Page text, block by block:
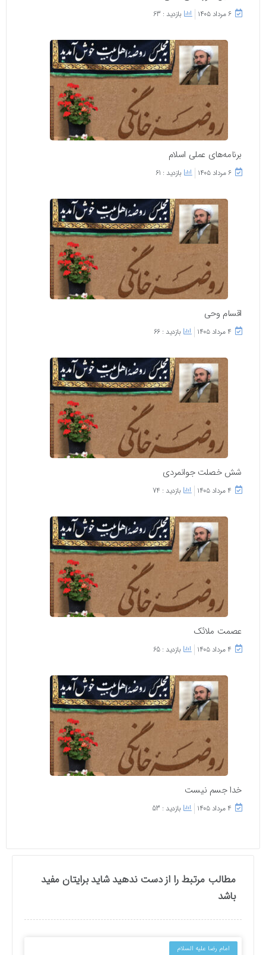
۶ مرداد ۱۴۰۵ بازدید : 63
برنامه‌های عملی اسلام
۶ مرداد ۱۴۰۵ بازدید : 61
اقسام وحی
۴ مرداد ۱۴۰۵ بازدید : 66
شش خصلت جوانمردی
۴ مرداد ۱۴۰۵ بازدید : 74
عصمت ملائک
۴ مرداد ۱۴۰۵ بازدید : 65
خدا جسم نیست
۴ مرداد ۱۴۰۵ بازدید : 53
مطالب مرتبط را از دست ندهید شاید برایتان مفید
باشد
امام رضا علیه السلام